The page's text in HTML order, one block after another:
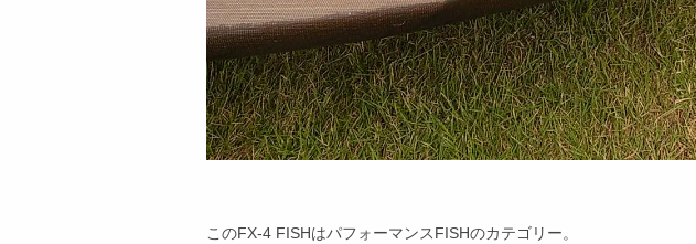
このFX-4 FISHはパフォーマンスFISHのカテゴリー。